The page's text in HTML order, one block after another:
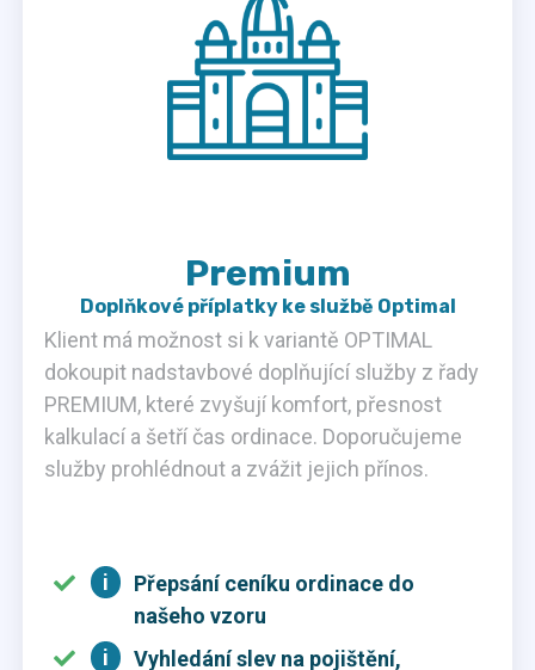
Premium
Doplňkové příplatky ke službě Optimal
Klient má možnost si k variantě OPTIMAL
dokoupit nadstavbové doplňující služby z řady
PREMIUM, které zvyšují komfort, přesnost
kalkulací a šetří čas ordinace. Doporučujeme
služby prohlédnout a zvážit jejich přínos.
i
Přepsání ceníku ordinace do
našeho vzoru
i
Vyhledání slev na pojištění,